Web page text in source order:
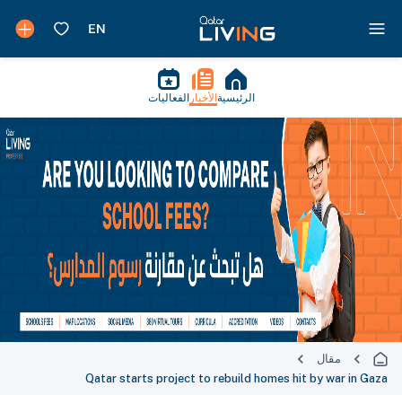
الرئيسية الأخبار الفعاليات
مقال
Qatar starts project to rebuild homes hit by war in Gaza